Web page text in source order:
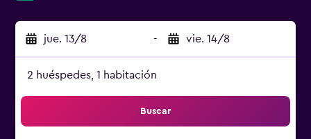
jue. 13/8 - vie. 14/8
2 huéspedes, 1 habitación
Buscar